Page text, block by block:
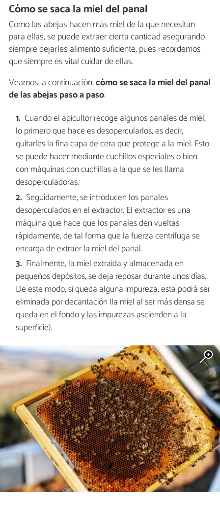
Cómo se saca la miel del panal
Como las abejas hacen más miel de la que necesitan
para ellas, se puede extraer cierta cantidad asegurando
siempre dejarles alimento suficiente, pues recordemos
que siempre es vital cuidar de ellas.
Veamos, a continuación,cómo se saca la miel del panal
de las abejas paso a paso:
Cuando el apicultor recoge algunos panales de miel,
lo primero que hace es desopercularlos, es decir,
quitarles la fina capa de cera que protege a la miel. Esto
se puede hacer mediante cuchillos especiales o bien
con máquinas con cuchillas a la que se les llama
desoperculadoras.
Seguidamente, se introducen los panales
desoperculados en el extractor. El extractor es una
máquina que hace que los panales den vueltas
rápidamente, de tal forma que la fuerza centrífuga se
encarga de extraer la miel del panal.
Finalmente, la miel extraída y almacenada en
pequeños depósitos, se deja reposar durante unos días.
De este modo, si queda alguna impureza, esta podrá ser
eliminada por decantación (la miel al ser más densa se
queda en el fondo y las impurezas ascienden a la
superficie).